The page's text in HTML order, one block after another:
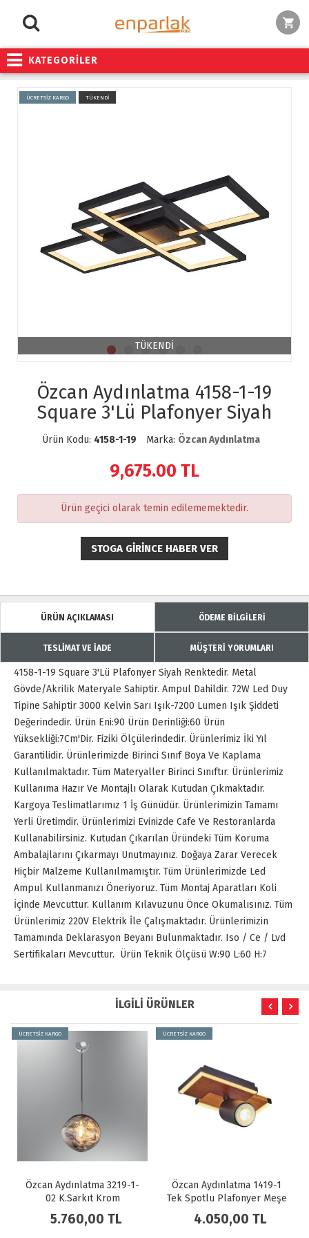
KATEGORİLER
ÜCRETSİZ KARGO TÜKENDİ
TÜKENDİ
Özcan Aydınlatma 4158-1-19
Square 3'Lü Plafonyer Siyah
Ürün Kodu: 4158-1-19 Marka: Özcan Aydınlatma
9,675.00 TL
Ürün geçici olarak temin edilememektedir.
STOGA GIRINCE HABER VER
ÜRÜN AÇIKLAMASI ÖDEME BİLGİLERİ
TESLİMAT VE İADE MÜŞTERİ YORUMLARI
4158-1-19 Square 3'Lü Plafonyer Siyah Renktedir. Metal
Gövde/Akrilik Materyale Sahiptir. Ampul Dahildir. 72W Led Duy
Tipine Sahiptir 3000 Kelvin Sarı Işık-7200 Lumen Işık Şiddeti
Değerindedir. Ürün Eni:90 Ürün Derinliği:60 Ürün
Yüksekliği:7Cm'Dir. Fiziki Ölçülerindedir. Ürünlerimiz İki Yıl
Garantilidir. Ürünlerimizde Birinci Sınıf Boya Ve Kaplama
Kullanılmaktadır. Tüm Materyaller Birinci Sınıftır. Ürünlerimiz
Kullanıma Hazır Ve Montajlı Olarak Kutudan Çıkmaktadır.
Kargoya Teslimatlarımız 1 İş Günüdür. Ürünlerimizin Tamamı
Yerli Üretimdir. Ürünlerimizi Evinizde Cafe Ve Restoranlarda
Kullanabilirsiniz. Kutudan Çıkarılan Üründeki Tüm Koruma
Ambalajlarını Çıkarmayı Unutmayınız. Doğaya Zarar Verecek
Hiçbir Malzeme Kullanılmamıştır. Tüm Ürünlerimizde Led
Ampul Kullanmanızı Öneriyoruz. Tüm Montaj Aparatları Koli
İçinde Mevcuttur. Kullanım Kılavuzunu Önce Okumalısınız. Tüm
Ürünlerimiz 220V Elektrik İle Çalışmaktadır. Ürünlerimizin
Tamamında Deklarasyon Beyanı Bulunmaktadır. Iso / Ce / Lvd
Sertifikaları Mevcuttur. Ürün Teknik Ölçüsü W:90 L:60 H:7
İLGİLİ ÜRÜNLER
ÜCRETSİZ KARGO
Özcan Aydınlatma 1419-1
Tek Spotlu Plafonyer Meşe
4.050,00 TL
ÜCRETSİZ KARGO
Özcan Aydınlatma 3219-2-
03 K.Sarkıt Sarı
8.730,00 TL